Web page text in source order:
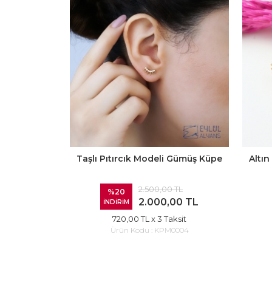
Taşlı Pıtırcık Modeli Gümüş Küpe
%20
İNDİRİM
2.500,00 TL
2.000,00 TL
720,00 TL x 3 Taksit
Ürün Kodu : KPM0004